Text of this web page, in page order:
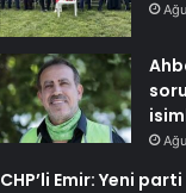
CHP’li Emir: Yeni